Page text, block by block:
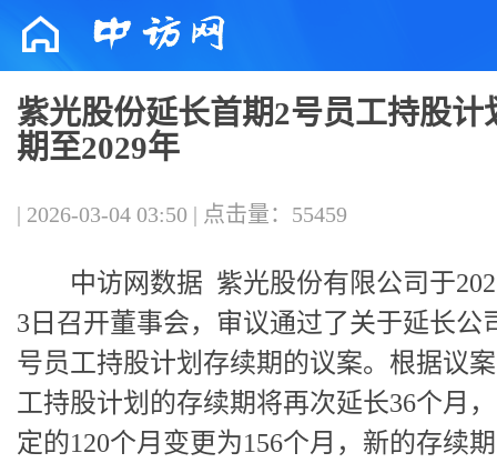
紫光股份延长首期2号员工持股计
期至2029年
| 2026-03-04 03:50 | 点击量：55459
中访网数据 紫光股份有限公司于
3日召开董事会，审议通过了关于延长公
号员工持股计划存续期的议案。根据议
工持股计划的存续期将再次延长36个月
定的120个月变更为156个月，新的存续